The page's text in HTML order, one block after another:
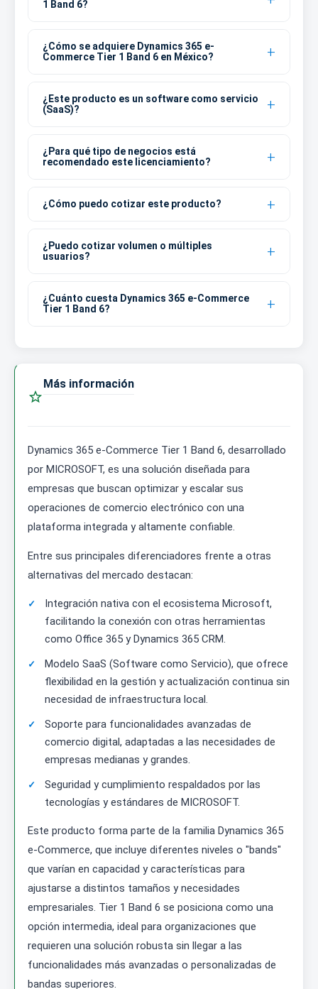
1 Band 6?
¿Cómo se adquiere Dynamics 365 e-
Commerce Tier 1 Band 6 en México?
¿Este producto es un software como servicio
(SaaS)?
¿Para qué tipo de negocios está
recomendado este licenciamiento?
¿Cómo puedo cotizar este producto?
¿Puedo cotizar volumen o múltiples
usuarios?
¿Cuánto cuesta Dynamics 365 e-Commerce
Tier 1 Band 6?

Más información
Dynamics 365 e-Commerce Tier 1 Band 6, desarrollado
por MICROSOFT, es una solución diseñada para
empresas que buscan optimizar y escalar sus
operaciones de comercio electrónico con una
plataforma integrada y altamente confiable.
Entre sus principales diferenciadores frente a otras
alternativas del mercado destacan:
Integración nativa con el ecosistema Microsoft,
facilitando la conexión con otras herramientas
como Office 365 y Dynamics 365 CRM.
Modelo SaaS (Software como Servicio), que ofrece
flexibilidad en la gestión y actualización continua sin
necesidad de infraestructura local.
Soporte para funcionalidades avanzadas de
comercio digital, adaptadas a las necesidades de
empresas medianas y grandes.
Seguridad y cumplimiento respaldados por las
tecnologías y estándares de MICROSOFT.
Este producto forma parte de la familia Dynamics 365
e-Commerce, que incluye diferentes niveles o "bands"
que varían en capacidad y características para
ajustarse a distintos tamaños y necesidades
empresariales. Tier 1 Band 6 se posiciona como una
opción intermedia, ideal para organizaciones que
requieren una solución robusta sin llegar a las
funcionalidades más avanzadas o personalizadas de
bandas superiores.